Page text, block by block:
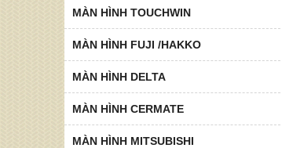
MÀN HÌNH TOUCHWIN
MÀN HÌNH FUJI /HAKKO
MÀN HÌNH DELTA
MÀN HÌNH CERMATE
MÀN HÌNH MITSUBISHI